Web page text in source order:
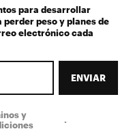
para desarrollar
peso y planes de
electrónico cada
ENVIAR
y
.